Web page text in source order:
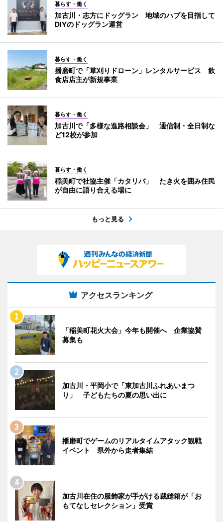
暮らす・働く
加古川・志方にドッグラン 地域のハブを目指して
DIYのドッグラン運営
暮らす・働く
播磨町で「草刈りドローン」レンタルサービス 飲
食店店主が新規事業
暮らす・働く
加古川で「多様な進路相談会」 通信制・全日制な
ど12校が参加
暮らす・働く
稲美町で社協主催「カタリバ」 たき火を囲み住民
が自由に語り合える場に
もっと見る
アクセスランキング
「稲美町花火大会」今年も開催へ 企業協賛
募集も
加古川・平岡小で「東加古川ふれあいまつ
り」 子どもたちの夏の思い出に
播磨町でゲームのリアルタイムアタック観戦
イベント 県外から走者集結
加古川在住の服飾家が手がける裁縫箱が「お
もてなしセレクション」受賞